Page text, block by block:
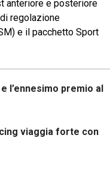
anteriore e posteriore
regolazione
e il pacchetto Sport
l’ennesimo premio al
viaggia forte con